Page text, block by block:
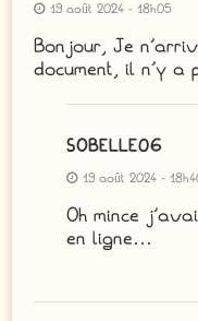
19 août 2024 - 18h05
Bonjour, Je
document, il n’y
SOBELLE06
19 août 2024 -
Oh mince
en ligne…